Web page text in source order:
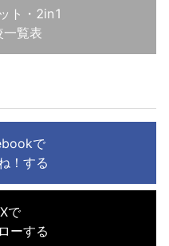
ト・2in1
一覧表
で
！する
Xで
ーする